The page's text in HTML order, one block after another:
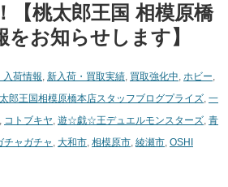
【桃太郎王国 相模原橋
をお知らせします】
入荷情報 新入荷・買取実績 買取強化中 ホビー
郎王国相模原橋本店スタッフブログプライズ 一
コトブキヤ 遊☆戯☆王デュエルモンスターズ 青
チャガチャ 大和市 相模原市 綾瀬市 OSHI